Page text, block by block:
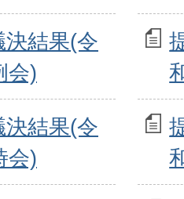
結果(令
会)
結果(令
会)